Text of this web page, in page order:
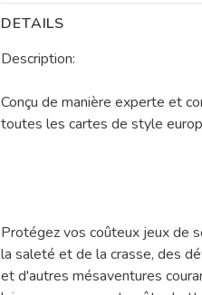
DETAILS
Description:
Conçu de manière experte et
toutes les cartes de style
Protégez vos coûteux jeux de
la saleté et de la crasse, des
et d'autres mésaventures